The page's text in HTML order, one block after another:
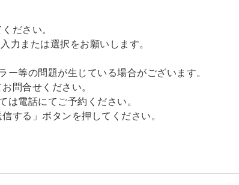
ださい。
力または選択をお願いします。
等の問題が生じている場合がございます。
問合せください。
電話にてご予約ください。
する」ボタンを押してください。